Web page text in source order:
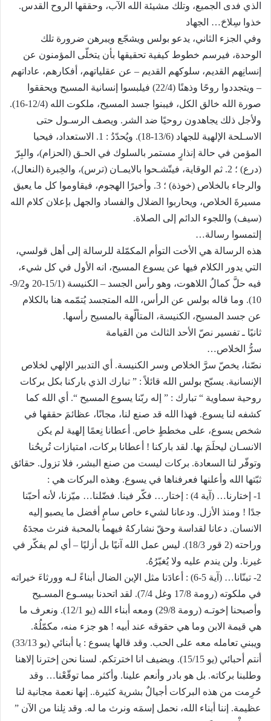
الذي فدى الجميع، وتلك مشيئة الله الآب، وحققها الروح القدس.
خذوا سِلاحَ… الجهاد
وفي الجزء الثاني، يدعو بولس ويشجّع ويبرهن ضرورة تلك
الوحدة، فيرسم خطوط كيفية تحقيقها بأن يتخلّى المؤمنون عن
إنسانِهم القديم، سلوكهم القديم – عن عقلياتهم، أفكارهم، عاداتهم
– ويتجددوا روحًا وذهنًا (22/4) فيلبسوا إنسانية المسيح ويحققوا
صورة الله خالق الكل، فيبنوا جسد المسيح، ملكوت الله (12/4-16).
ولأجل ذلك يجاهدون روحيًا ضد الشر. ويصف الرسـول حتى
الاسـلحة الإلهية للجهاد (13/6-18). ويُحدّدُ : 1. الاستعداد، فيحيا
المؤمن في حالة إنذارٍ مستمر بالسلوك في الحـق (الحزام)، والبِرّ
(درع) ؛ 2. ثم الوقاية، فيتّشـحوا بالايمـان (ترس)، والخِبرة (النعال)،
والرجاء بالخلاص (خوذة) ؛ 3. وأخيرًا الهجوم، فيقاوموا كل ما يعيق
مسيرةَ الخلاص، ويحاربوا الضلال والفساد والجهل بإعلان كلام الله
(سيف) واللجوء الدائم إلى الصلاة.
إلتمسوا رسالة…
هذه الرسالة هي الأخت التوأم المكمّلة للرسالة إلى أهل قولسي،
التي يدور الكلام فيها عن يسوع المسيح، انه الأول في كل شيء،
فيه حلَّ كمالُ اللاهوت، وهو رأس الجسد – الكنيسة (15/1-20 و9/2-
10). وما قاله بولس عن الرأس، الله المتجسد يُتمّمه هنا بالكلام
عن جسد المسيح، الكنيسة، المتألّهة بالمسيح رأسها.
ثانيًا ـ تفسير نصّ الأحد الثالث من القيامة
سرُّ الخلاص…
نصّنا، يخصّ سرَّ الخلاص وسر الكنيسة. أي التدبير الإلهي لخلاص
الإنسانية. يسبّح بولس الله قائلاً : ” تبارك الذي باركنا بكل بركات
روحية سماوية “ تبارك : ” إله ربّنا يسوع المسيح “. أي الله كما
كشفه لنا يسوع. فهذا الله قد صنع لنا، مجانًا، عظائمَ حققها في
شخص يسوع، على مخططٍ خاص. أعطانا نِعمًا إلهية لم يكن
الانسـان ليحلَمَ بها. لقد باركنا‍ ! أعطانا بركات، امتيازات تُريحُنا
وتوفّر لنا السعادة. بركات ليست من صنع البشر، فلا تزول. حقائق
ثبّتها الله وأعلنها فعرفناها في يسوع. وهذه البركات هي :
1- إختارنا… (آية 4) : إختار… فكّر فينا. فضّلنا… ميّزنا، لأنه أحبّنا
جدًا ! ومنذ الأزل. ودعانا لشيء خاص سامٍ أفضل ما يصبو إليه
الانسان. دعانا لقداسة وحقّ نشاركهُ فيهما بالمحبة فنرث مجدَهُ
وراحته (2 قور 18/3). ليس عمل الله آنيًا بل أزليًا – أي لم يفكّر في
غيرنا. ولن يندم عليه ولا يُغيّرُهُ.
2- تبنّانا… (آية 5-6) : أعادَنا مثل الإبن الضال أبناءً لـه وورثاءَ خيراته
في ملكوته (رومة 17/8 وغل 7/4). لقد اتحدنا بيسـوع المسـيح
وأصبحنا إخوتـه (رومة 29/8) ومعه أبناء الله (يو 12/1). ونعرف ما
هي قيمة الابن وما هي حقوقه عند أبيه ! هو جزء منه، مكمّلُهُ.
ويبني تعامله معه على الحب. وقد قالها يسوع : يا أبنائي (يو 33/13)
أنتم أحبائي (يو 15/15). ويضيف انا اخترتكم. لسنا نحن إخترنا إلاهنا
وطلبنا بركاته. بل هو بادر وأنعم علينا. وأكثر مما توقّعْنا… وقد
حُرِمت من هذه البركات أجيالٌ بشرية كثيرة.. إنها نعمة مجانية لنا
عظيمة. إننا أبناء الله، نحمل إسمَه ونرث ما له. وقد نِلنا من الآن ”